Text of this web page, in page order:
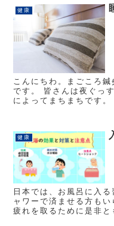
健康
こんにちわ。まごころ
です。 皆さんは夜ぐっ
によってまちまちです
健康
日本では、お風呂に入
ャワーで済ませる方も
疲れを取るために是非と